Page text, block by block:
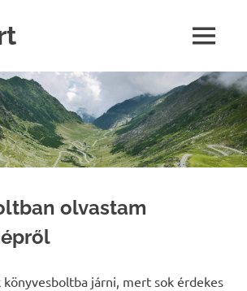
MENU
olvastam
járni, mert sok érdekes